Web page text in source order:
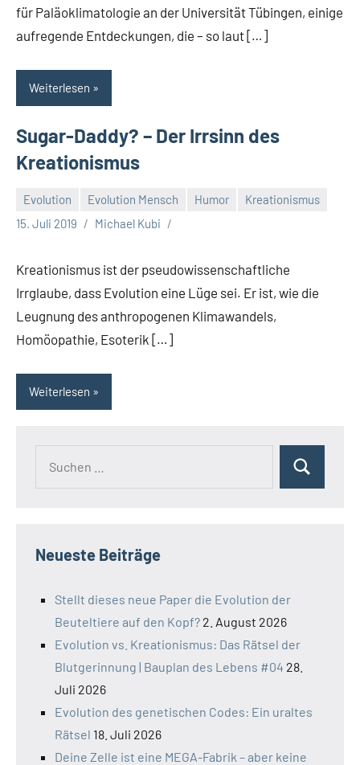
für Paläoklimatologie an der Universität Tübingen, einige
aufregende Entdeckungen, die – so laut […]
Weiterlesen
Sugar-Daddy? – Der Irrsinn des
Kreationismus
Evolution Evolution Mensch Humor
Kreationismus
15. Juli 2019
Michael Kubi
Kreationismus ist der pseudowissenschaftliche
Irrglaube, dass Evolution eine Lüge sei. Er ist, wie die
Leugnung des anthropogenen Klimawandels,
Homöopathie, Esoterik […]
Weiterlesen
Suchen
Neueste Beiträge
Stellt dieses neue Paper die Evolution der
Beuteltiere auf den Kopf? 2. August 2026
Evolution vs. Kreationismus: Das Rätsel der
Blutgerinnung | Bauplan des Lebens #04 28.
Juli 2026
Evolution des genetischen Codes: Ein uraltes
Rätsel 18. Juli 2026
Deine Zelle ist eine MEGA-Fabrik – aber keine